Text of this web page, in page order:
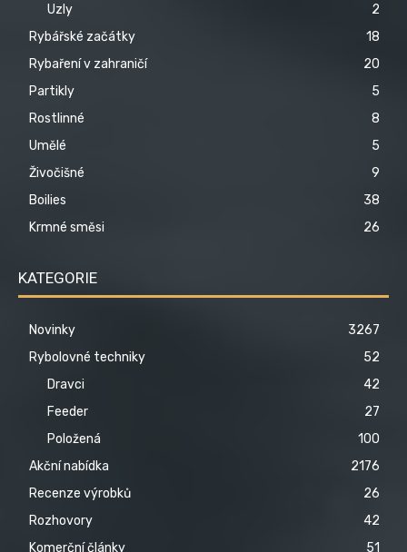
Uzly
2
Rybářské začátky
18
Rybaření v zahraničí
20
Partikly
5
Rostlinné
8
Umělé
5
Živočišné
9
Boilies
38
Krmné směsi
26
KATEGORIE
Novinky
3267
Rybolovné techniky
52
Dravci
42
Feeder
27
Položená
100
Akční nabídka
2176
Recenze výrobků
26
Rozhovory
42
Komerční články
51